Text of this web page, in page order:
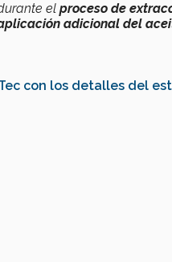
el proceso de
adicional del
con los detalles del